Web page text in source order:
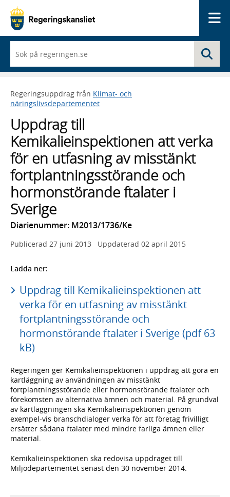
du
börjar
skriva
framträder
en
med
sökförslag
Regeringsuppdrag från Klimat- och
näringslivsdepartementet
Uppdrag till
Kemikalieinspektionen att verka
för en utfasning av misstänkt
fortplantningsstörande och
hormonstörande ftalater i
Sverige
Diarienummer: M2013/1736/Ke
Publicerad 27 juni 2013 Uppdaterad 02 april 2015
Ladda ner:
Uppdrag till Kemikalieinspektionen att
verka för en utfasning av misstänkt
fortplantningsstörande och
hormonstörande ftalater i Sverige (pdf 63
kB)
Regeringen ger Kemikalieinspektionen i uppdrag att göra en
kartläggning av användningen av misstänkt
fortplantningsstörande eller hormonstörande ftalater och
förekomsten av alternativa ämnen och material. På grundval
av kartläggningen ska Kemikalieinspektionen genom
exempel-vis branschdialoger verka för att företag frivilligt
ersätter sådana ftalater med mindre farliga ämnen eller
material.
Kemikalieinspektionen ska redovisa uppdraget till
Miljödepartementet senast den 30 november 2014.